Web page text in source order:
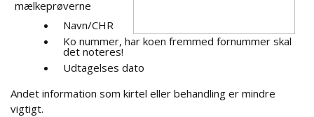
mælkeprøverne
Navn/CHR
Ko nummer, har koen fremmed fornummer skal
det noteres!
Udtagelses dato
Andet information som kirtel eller behandling er mindre
vigtigt.